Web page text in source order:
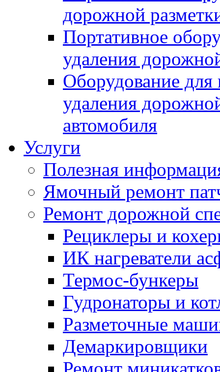
дорожной
Портативное
удаления
Оборудование для
удаления
автомобиля
Услуги
Полезная
Ямочный ремонт
Ремонт дорожной
Рециклеры и
ИК нагреватели
Термос-бункеры
Гудронаторы и
Разметочные
Демаркировщики